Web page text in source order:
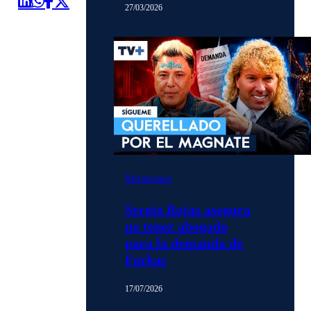
27/03/2026
Momentos
Sergio Rojas asegura
no tener abogado
para la demanda de
Farkas
17/07/2026